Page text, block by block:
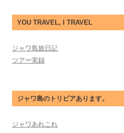
YOU TRAVEL, I TRAVEL
ジャワ島旅日記
ツアー実録
ジャワ島のトリビアあります。
ジャワあれこれ